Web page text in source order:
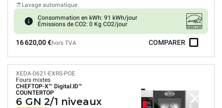
Lavage automatique
Consommation en kWh: 91 kWh/jour
Émissions de CO2: 0 Kg CO2/jour
16 620,00 €hors TVA COMPARER
XEDA-0621-EXRS-POE
Fours mixtes
CHEFTOP-X™ Digital.ID™
COUNTERTOP
6 GN 2/1 niveaux